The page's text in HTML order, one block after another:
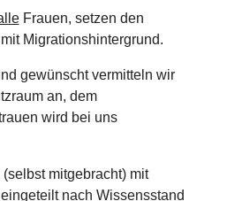
Frauen, setzen den
Migrationshintergrund.
gewünscht vermitteln wir
an, dem
wird bei uns
mitgebracht) mit
nach Wissensstand